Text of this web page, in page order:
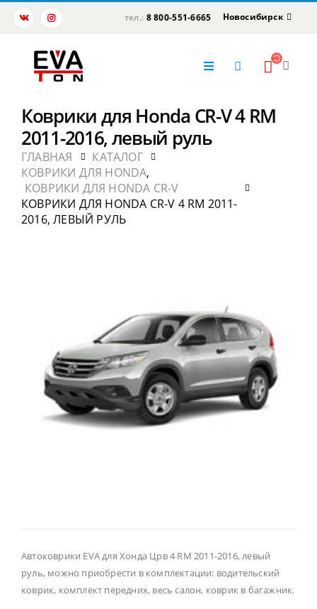
тел.: 8 800-551-6665 Новосибирск
Коврики для Honda CR-V 4 RM
2011-2016, левый руль
ГЛАВНАЯ
КАТАЛОГ
КОВРИКИ ДЛЯ HONDA,
КОВРИКИ ДЛЯ HONDA CR-V
КОВРИКИ ДЛЯ HONDA CR-V 4 RM 2011-
2016, ЛЕВЫЙ РУЛЬ
Автоковрики EVA для Хонда Црв 4 RM 2011-2016, левый
руль, можно приобрести в комплектации: водительский
коврик, комплект передних, весь салон, коврик в багажник.